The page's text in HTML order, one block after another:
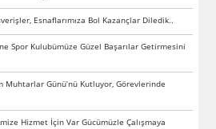
Esnaflarımıza Bol Kazançlar Diledik..
Spor Kulubümüze Güzel Başarılar Getirmesini
Muhtarlar Günü’nü Kutluyor, Görevlerinde
Hizmet İçin Var Gücümüzle Çalışmaya